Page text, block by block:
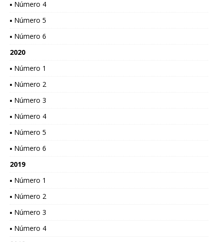
▪ Número 4
▪ Número 5
▪ Número 6
2020
▪ Número 1
▪ Número 2
▪ Número 3
▪ Número 4
▪ Número 5
▪ Número 6
2019
▪ Número 1
▪ Número 2
▪ Número 3
▪ Número 4